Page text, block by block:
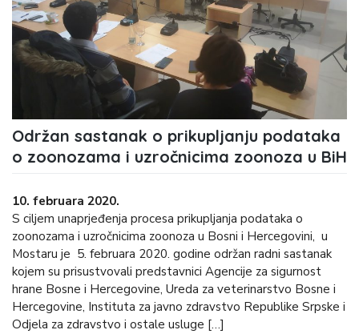
Održan sastanak o prikupljanju podataka
o zoonozama i uzročnicima zoonoza u BiH
10. februara 2020.
S ciljem unaprjeđenja procesa prikupljanja podataka o
zoonozama i uzročnicima zoonoza u Bosni i Hercegovini, u
Mostaru je 5. februara 2020. godine održan radni sastanak
kojem su prisustvovali predstavnici Agencije za sigurnost
hrane Bosne i Hercegovine, Ureda za veterinarstvo Bosne i
Hercegovine, Instituta za javno zdravstvo Republike Srpske i
Odjela za zdravstvo i ostale usluge […]